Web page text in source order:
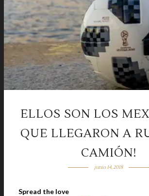
ELLOS SON LOS
QUE LLEGARON A
CAMIÓN!
junio 14, 2018
Spread the love